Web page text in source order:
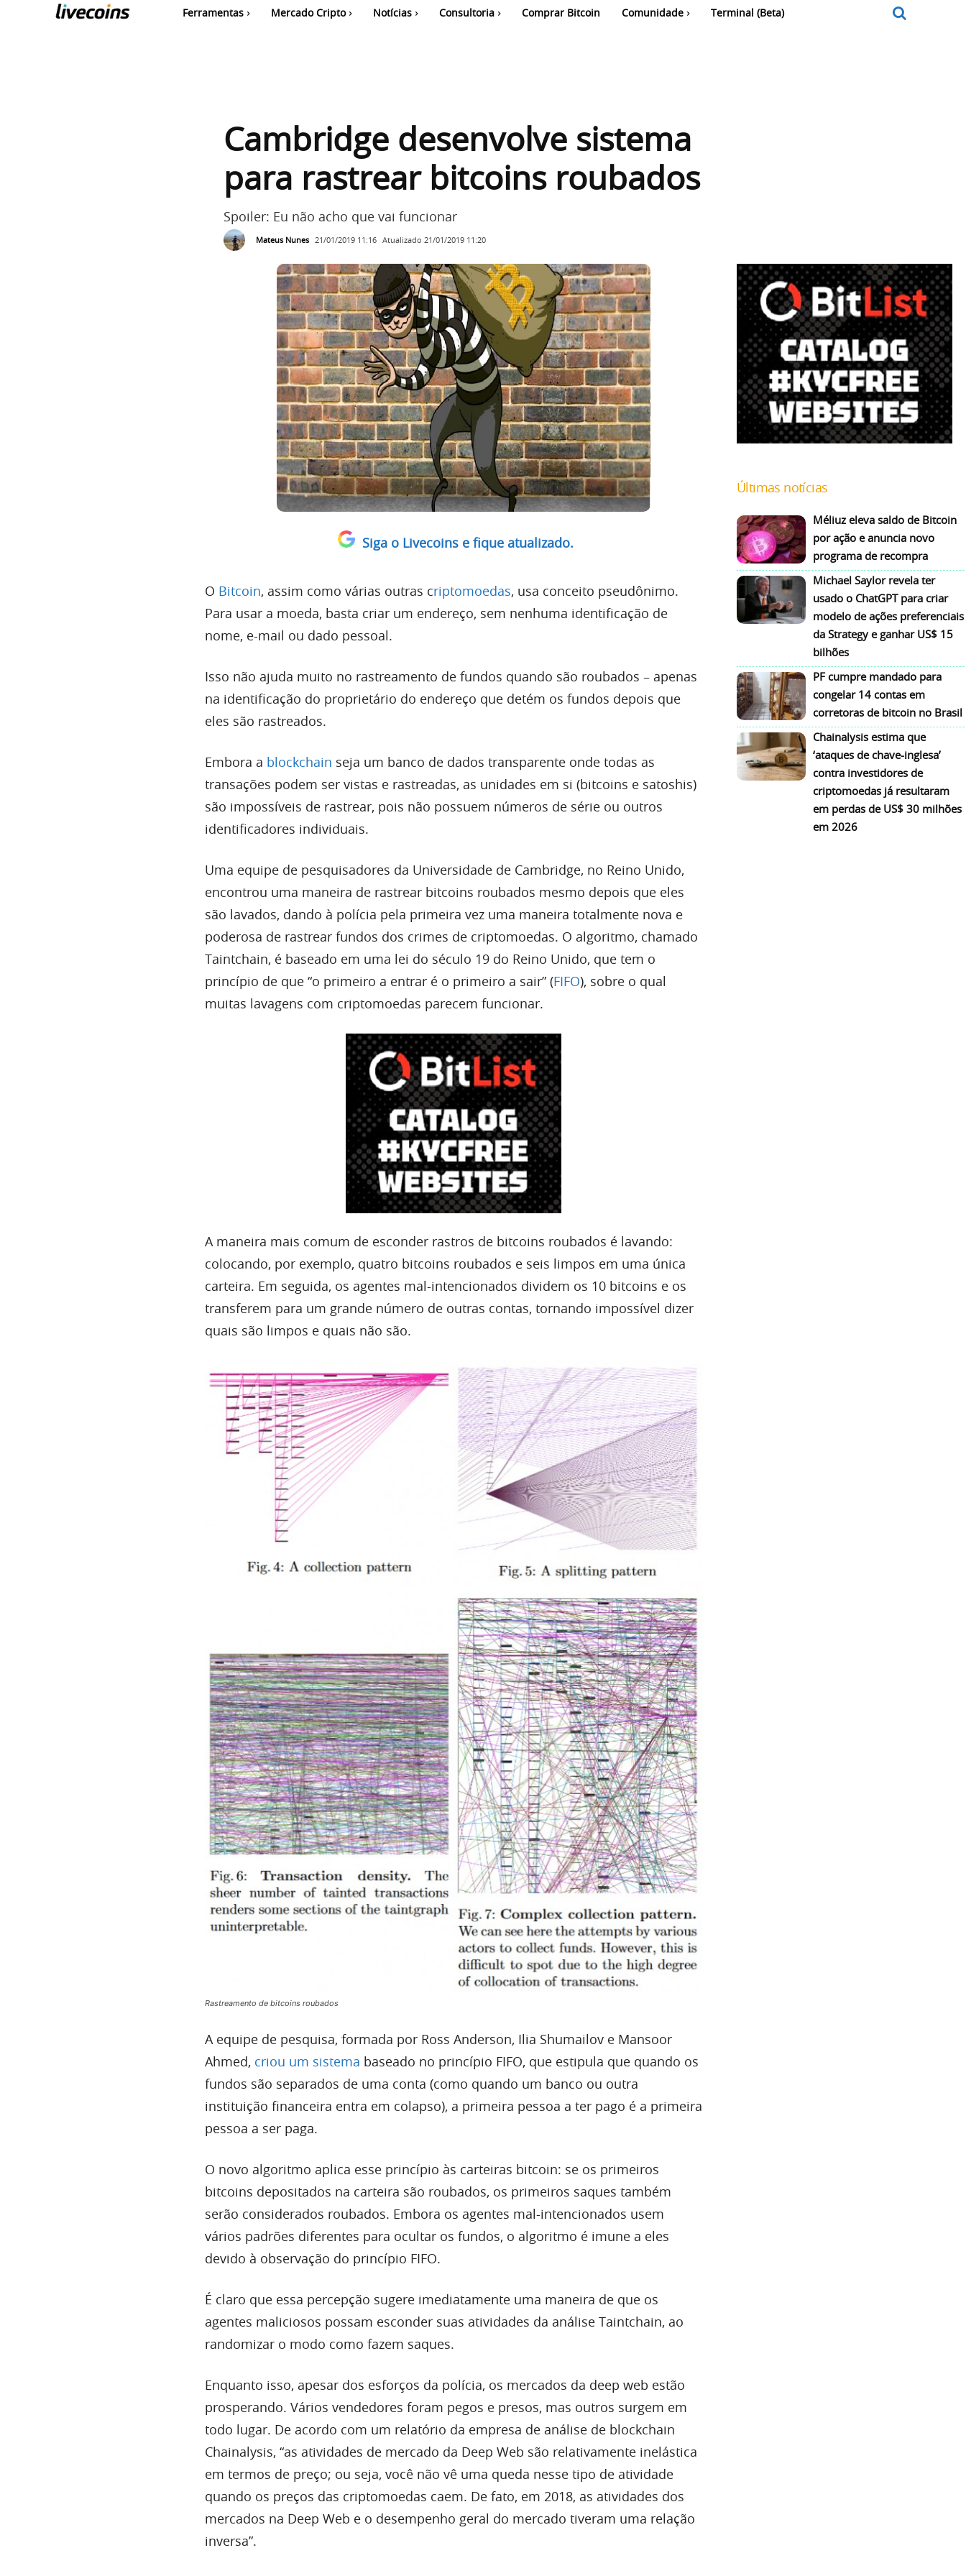
Ferramentas Mercado Cripto Notícias Consultoria Comprar Bitcoin Comunidade Terminal (Beta)
Cambridge desenvolve sistema
para rastrear bitcoins roubados
Spoiler: Eu não acho que vai funcionar
Mateus Nunes 21/01/2019 11:16 Atualizado 21/01/2019 11:20
Siga o Livecoins e fique atualizado.
O Bitcoin, assim como várias outras criptomoedas, usa conceito pseudônimo.
Para usar a moeda, basta criar um endereço, sem nenhuma identificação de
nome, e-mail ou dado pessoal.
Isso não ajuda muito no rastreamento de fundos quando são roubados – apenas
na identificação do proprietário do endereço que detém os fundos depois que
eles são rastreados.
Embora a blockchain seja um banco de dados transparente onde todas as
transações podem ser vistas e rastreadas, as unidades em si (bitcoins e satoshis)
são impossíveis de rastrear, pois não possuem números de série ou outros
identificadores individuais.
Uma equipe de pesquisadores da Universidade de Cambridge, no Reino Unido,
encontrou uma maneira de rastrear bitcoins roubados mesmo depois que eles
são lavados, dando à polícia pela primeira vez uma maneira totalmente nova e
poderosa de rastrear fundos dos crimes de criptomoedas. O algoritmo, chamado
Taintchain, é baseado em uma lei do século 19 do Reino Unido, que tem o
princípio de que “o primeiro a entrar é o primeiro a sair” (FIFO), sobre o qual
muitas lavagens com criptomoedas parecem funcionar.
A maneira mais comum de esconder rastros de bitcoins roubados é lavando:
colocando, por exemplo, quatro bitcoins roubados e seis limpos em uma única
carteira. Em seguida, os agentes mal-intencionados dividem os 10 bitcoins e os
transferem para um grande número de outras contas, tornando impossível dizer
quais são limpos e quais não são.
Rastreamento de bitcoins roubados
A equipe de pesquisa, formada por Ross Anderson, Ilia Shumailov e Mansoor
Ahmed, criou um sistema baseado no princípio FIFO, que estipula que quando os
fundos são separados de uma conta (como quando um banco ou outra
instituição financeira entra em colapso), a primeira pessoa a ter pago é a primeira
pessoa a ser paga.
O novo algoritmo aplica esse princípio às carteiras bitcoin: se os primeiros
bitcoins depositados na carteira são roubados, os primeiros saques também
serão considerados roubados. Embora os agentes mal-intencionados usem
vários padrões diferentes para ocultar os fundos, o algoritmo é imune a eles
devido à observação do princípio FIFO.
É claro que essa percepção sugere imediatamente uma maneira de que os
agentes maliciosos possam esconder suas atividades da análise Taintchain, ao
randomizar o modo como fazem saques.
Enquanto isso, apesar dos esforços da polícia, os mercados da deep web estão
prosperando. Vários vendedores foram pegos e presos, mas outros surgem em
todo lugar. De acordo com um relatório da empresa de análise de blockchain
Chainalysis, “as atividades de mercado da Deep Web são relativamente inelástica
em termos de preço; ou seja, você não vê uma queda nesse tipo de atividade
quando os preços das criptomoedas caem. De fato, em 2018, as atividades dos
mercados na Deep Web e o desempenho geral do mercado tiveram uma relação
inversa”.
Últimas notícias
Méliuz eleva saldo de Bitcoin
por ação e anuncia novo
programa de recompra
Michael Saylor revela ter
usado o ChatGPT para criar
modelo de ações preferenciais
da Strategy e ganhar US$ 15
bilhões
PF cumpre mandado para
congelar 14 contas em
corretoras de bitcoin no Brasil
Chainalysis estima que
‘ataques de chave-inglesa’
contra investidores de
criptomoedas já resultaram
em perdas de US$ 30 milhões
em 2026